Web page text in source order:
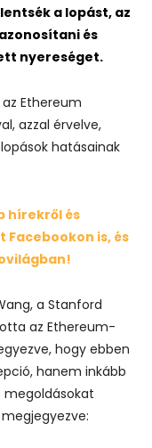
a lopást, az
és
nyereséget.
Ethereum
azzal érvelve,
hatásainak
hírekről és
Facebookon is, és
a Stanford
az Ethereum-
hogy ebben
hanem inkább
megoldásokat